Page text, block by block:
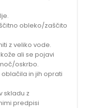
obleko/zaščito
z veliko vode.
ali se pojavi
oskrbo.
in jih oprati
skladu z
predpisi